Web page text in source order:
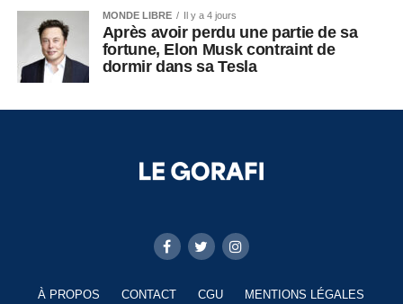
MONDE LIBRE Il y a 4 jours
Après avoir perdu une partie de sa
fortune, Elon Musk contraint de
dormir dans sa Tesla
À PROPOS CONTACT CGU MENTIONS LÉGALES